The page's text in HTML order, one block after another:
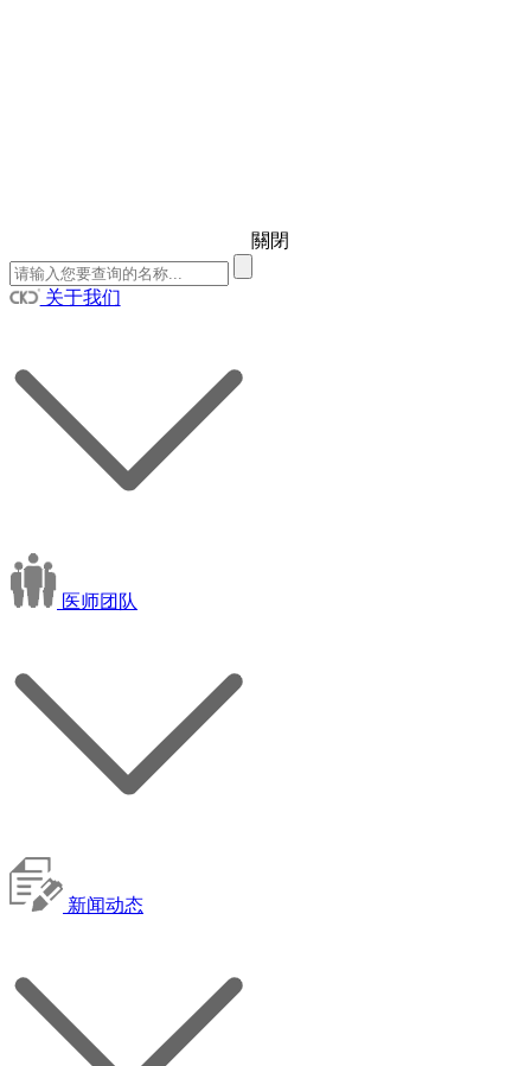
關閉
关于我们
医师团队
新闻动态